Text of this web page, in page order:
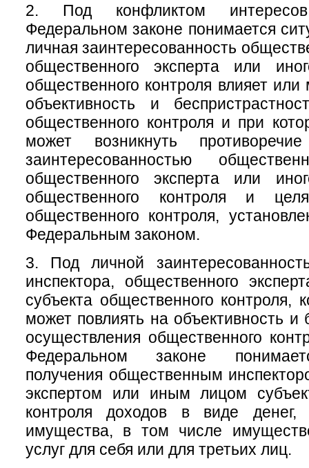
2. Под конфликтом
Федеральном законе понимается
личная заинтересованность
общественного эксперта или
общественного контроля влияет
объективность и
общественного контроля и при
может возникнуть
заинтересованностью
общественного эксперта или
общественного контроля и
общественного контроля,
Федеральным законом.
3. Под личной
инспектора, общественного
субъекта общественного контроля,
может повлиять на объективность и
осуществления общественного
Федеральном законе
получения общественным
экспертом или иным лицом
контроля доходов в виде денег,
имущества, в том числе
услуг для себя или для третьих лиц.